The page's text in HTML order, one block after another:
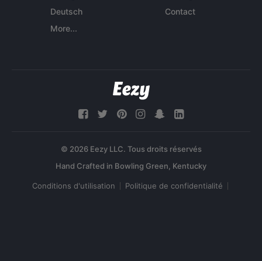
Deutsch
More...
Contact
© 2026 Eezy LLC. Tous droits réservés
Conditions d'utilisation Politique de confidentialité